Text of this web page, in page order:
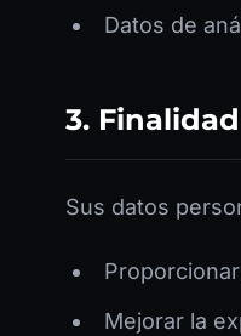
Datos de
3.
Sus datos
Mejorar la